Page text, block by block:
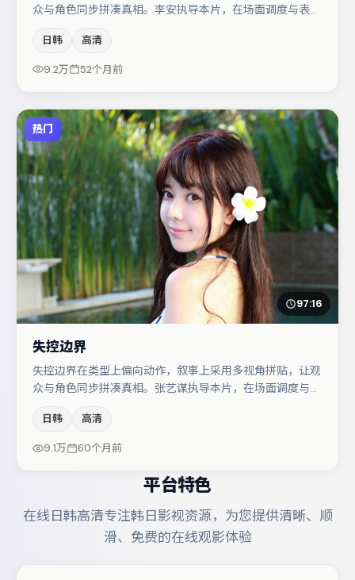
众与角色同步拼凑真相。李安执导本片，在场面调度与表演
春的对手戏构成全片情感锚点，赵丽颖则以细节塑造推动谜
题层层揭开。整体完成度较高，适合周末一口气追完。
日韩 高清
9.2万 52个月前
热门
97:16
失控边界
失控边界在类型上偏向动作，叙事上采用多视角拼贴，让观
众与角色同步拼凑真相。张艺谋执导本片，在场面调度与表
括胡歌、菅田将晖、木村拓哉等，角色动机前后呼应，适合
喜欢抠台词与伏笔的观众。整体完成度较高，适合周末一口
日韩 高清
9.1万 60个月前
平台特色
在线日韩高清专注韩日影视资源，为您提供清晰、顺
滑、免费的在线观影体验